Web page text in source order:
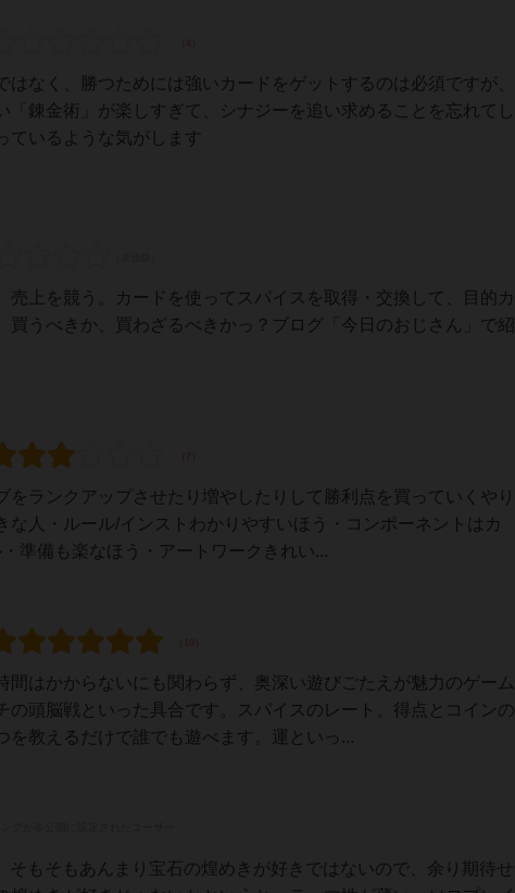
なく、勝つためには強いカードをゲットするのは必須ですが、
錬金術」が楽しすぎて、シナジーを追い求めることを忘れてし
いるような気がします
売上を競う。カードを使ってスパイスを取得・交換して、目的カ
うべきか、買わざるべきかっ？ブログ「今日のおじさん」で紹
をランクアップさせたり増やしたりして勝利点を買っていくやり
な人・ルール/インストわかりやすいほう・コンポーネントはカ
準備も楽なほう・アートワークきれい...
間はかからないにも関わらず、奥深い遊びごたえが魅力のゲーム
頭脳戦といった具合です。スパイスのレート、得点とコインの
教えるだけで誰でも遊べます。運といっ...
もそもあんまり宝石の煌めきが好きではないので、余り期待せ